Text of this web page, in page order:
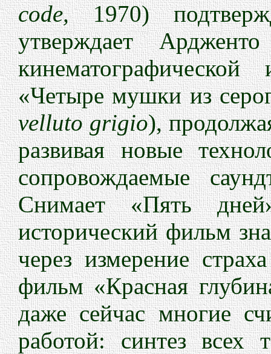
code,1970)
утверждает
«Четыре мушки из
velluto grigio),
развивая новые
сопровождаемые
Снимает «Пять
исторический фильм
через измерение
фильм «Красная
даже сейчас многие
работой: синтез всех